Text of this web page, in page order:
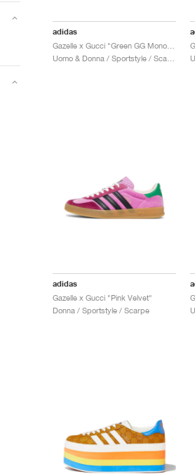
adidas
adidas
Gazelle x Gucci "Pink Velvet"
Donna / Sportstyle / Scarpe